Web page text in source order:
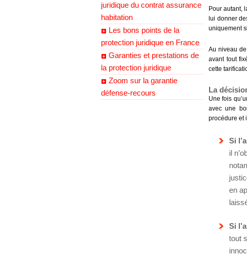
juridique du contrat assurance
habitation
Les bons points de la
protection juridique en France
Garanties et prestations de
la protection juridique
Zoom sur la garantie
défense-recours
Pour autant,
lui donner
uniquement
Au niveau
avant tout
cette
La
Une fois
avec une
procédure et
Si
il
en
Si
tout